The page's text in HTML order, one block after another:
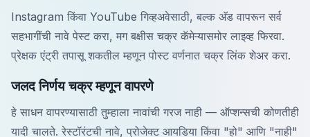
Instagram किंवा YouTube गिव्हअवेसाठी, बल्क अ‍ॅड वापरून सर्व
सहभागींची नावे पेस्ट करा, मग बक्षीस चक्र कॅमेऱ्यासमोर लाइव्ह फिरवा.
प्रेक्षक एंट्री तपासू शकतील म्हणून पोस्ट वर्णनात चक्र लिंक शेअर करा.
जलद निर्णय चक्र म्हणून वापरणे
हे साधन वापरण्यासाठी तुम्हाला नावांची गरज नाही — ऑप्शन्सची कोणतीही
यादी चालते. रेस्टॉरंटची नावे, प्रोजेक्ट आयडिया किंवा "हो" आणि "नाही"